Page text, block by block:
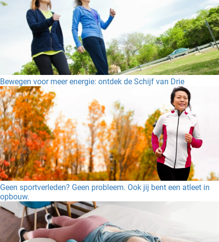
Bewegen voor meer energie: ontdek de Schijf van Drie
Geen sportverleden? Geen probleem. Ook jij bent een atleet in
opbouw.